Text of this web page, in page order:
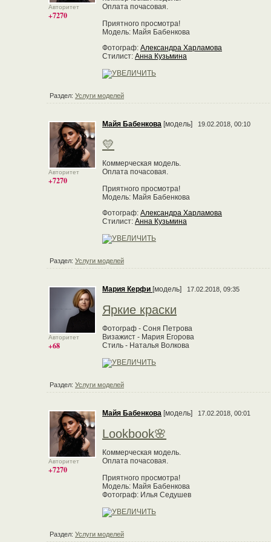
Авторитет
+7270
Оплата почасовая.
Приятного просмотра!
Модель: Майя Бабенкова
Фотограф: Александра Харламова
Стилист: Анна Кузьмина
Раздел: Услуги моделей
Авторитет
+7270
Майя Бабенкова [модель] 19.02.2018, 00:10
💛
Коммерческая модель.
Оплата почасовая.
Приятного просмотра!
Модель: Майя Бабенкова
Фотограф: Александра Харламова
Стилист: Анна Кузьмина
Раздел: Услуги моделей
Авторитет
+68
Мария Керфи [модель] 17.02.2018, 09:35
Яркие краски
Фотограф - Соня Петрова
Визажист - Мария Егорова
Стиль - Наталья Волкова
Раздел: Услуги моделей
Авторитет
+7270
Майя Бабенкова [модель] 17.02.2018, 00:01
Lookbook🌸
Коммерческая модель.
Оплата почасовая.
Приятного просмотра!
Модель: Майя Бабенкова
Фотограф: Илья Седушев
Раздел: Услуги моделей